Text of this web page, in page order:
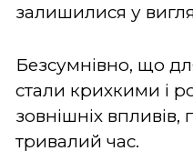
залишилися у
Безсумнівно, що
стали крихкими і
зовнішніх
тривалий час.